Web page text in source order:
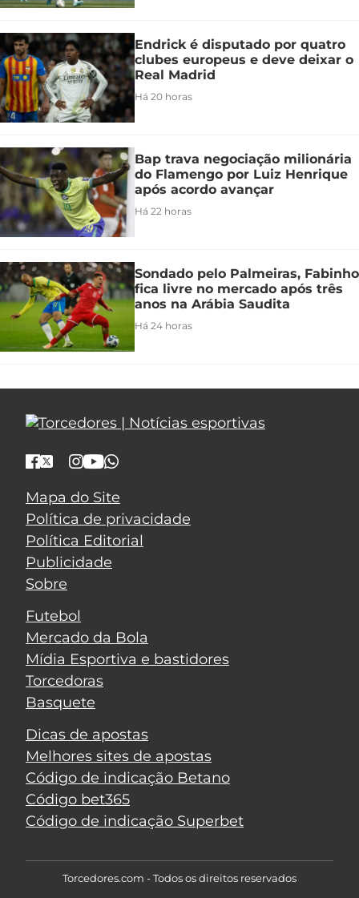
Endrick é disputado por quatro
clubes europeus e deve deixar o
Real Madrid
Há 20 horas
Bap trava negociação milionária
do Flamengo por Luiz Henrique
após acordo avançar
Há 22 horas
Sondado pelo Palmeiras, Fabinho
fica livre no mercado após três
anos na Arábia Saudita
Há 24 horas
Mapa do Site
Política de privacidade
Política Editorial
Publicidade
Sobre
Futebol
Mercado da Bola
Mídia Esportiva e bastidores
Torcedoras
Basquete
Dicas de apostas
Melhores sites de apostas
Código de indicação Betano
Código bet365
Código de indicação Superbet
Torcedores.com - Todos os direitos reservados